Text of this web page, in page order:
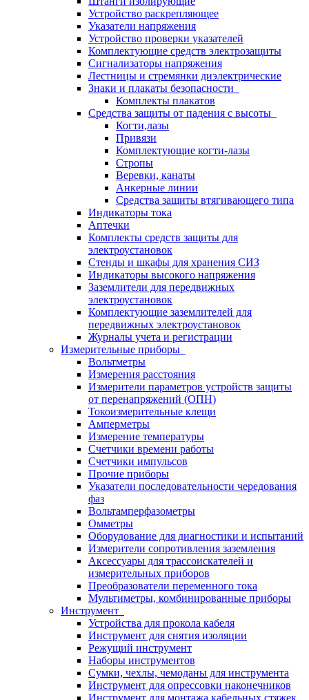
Устройство раскрепляющее
Указатели напряжения
Устройство проверки указателей
Комплектующие средств электрозащиты
Сигнализаторы напряжения
Лестницы и стремянки диэлектрические
Знаки и плакаты безопасности
Комплекты плакатов
Средства защиты от падения с высоты
Когти,лазы
Привязи
Комплектующие когти-лазы
Стропы
Веревки, канаты
Анкерные линии
Средства защиты втягивающего типа
Индикаторы тока
Аптечки
Комплекты средств защиты для
электроустановок
Стенды и шкафы для хранения СИЗ
Индикаторы высокого напряжения
Заземлители для передвижных
электроустановок
Комплектующие заземлителей для
передвижных электроустановок
Журналы учета и регистрации
Измерительные приборы
Вольтметры
Измерения расстояния
Измерители параметров устройств защиты
от перенапряжений (ОПН)
Токоизмерительные клещи
Амперметры
Измерение температуры
Счетчики времени работы
Счетчики импульсов
Прочие приборы
Указатели последовательности чередования
фаз
Вольтамперфазометры
Омметры
Оборудование для диагностики и испытаний
Измерители сопротивления заземления
Аксессуары для трассоискателей и
измерительных приборов
Преобразователи переменного тока
Мультиметры, комбинированные приборы
Инструмент
Устройства для прокола кабеля
Инструмент для снятия изоляции
Режущий инструмент
Наборы инструментов
Сумки, чехлы, чемоданы для инструмента
Инструмент для опрессовки наконечников
Инструмент для монтажа кабельных стяжек